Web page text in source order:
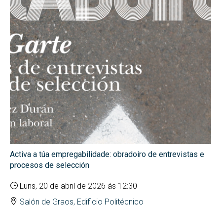
Activa a túa empregabilidade: obradoiro de entrevistas e
procesos de selección
Luns, 20 de abril de 2026 ás 12:30
Salón de Graos, Edificio Politécnico